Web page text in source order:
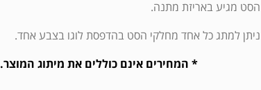
הסט מגיע באריזת מתנה.
ניתן למתג כל אחד מחלקי הסט בהדפסת לוגו בצבע אחד.
* המחירים אינם כוללים את מיתוג המוצר.